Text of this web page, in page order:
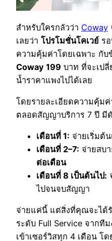
สำหรับใครกลัวว่า Coway
เลยว่า โปรโมชั่นโคเวย์ ร
ความคุ้มค่าโดยเฉพาะ กับ
Coway 199 บาท ที่จะเปลี่
น้ำราคาแพงไปได้เลย
โดยรายละเอียดความคุ้ม
ตลอดสัญญาบริการ 7 ปี มี
เดือนที่ 1: จ่ายเริ่มต้น
เดือนที่ 2–7: จ่ายสบ
ต่อเดือน
เดือนที่ 8 เป็นต้นไป:
ไปจนจบสัญญา
จ่ายแค่นี้ แต่สิ่งที่คุณจะได้
ระดับ Full Service จากที
เข้าเซอร์วิสทุก 4 เดือน โ